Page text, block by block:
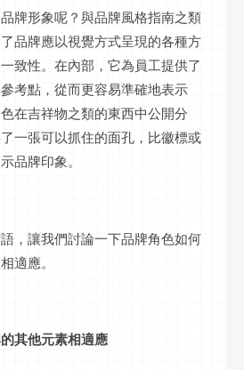
牌形象呢？與品牌風格指南之類
品牌應以視覺方式呈現的各種方
致性。在內部，它為員工提供了
考點，從而更容易準確地表示
在吉祥物之類的東西中公開分
一張可以抓住的面孔，比徽標或
品牌印象。
，讓我們討論一下品牌角色如何
適應。
其他元素相適應